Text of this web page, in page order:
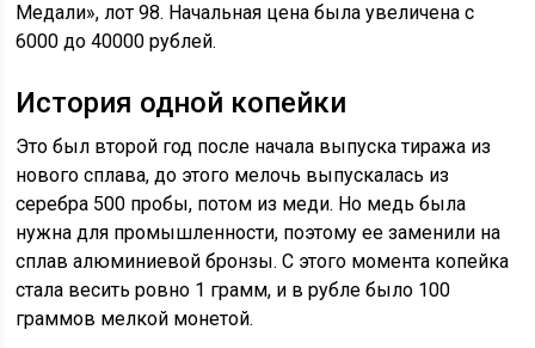
Медали», лот 98. Начальная цена была увеличена с
6000 до 40000 рублей.
История одной копейки
Это был второй год после начала выпуска тиража из
нового сплава, до этого мелочь выпускалась из
серебра 500 пробы, потом из меди. Но медь была
нужна для промышленности, поэтому ее заменили на
сплав алюминиевой бронзы. С этого момента копейка
стала весить ровно 1 грамм, и в рубле было 100
граммов мелкой монетой.